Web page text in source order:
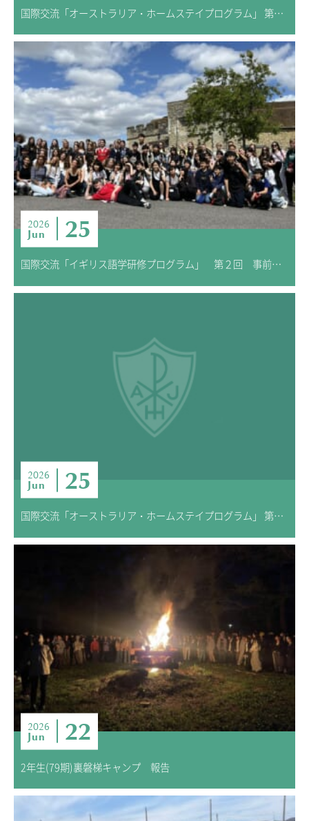
いじめ防止対策
ENGLISHページ
個人情報保護への取り組み
採用情報
地の塩、世の光（スクールモットー）
国際交流「オーストラリア・ホームステイプログラム」 第3回 事前学習
2026
Jun 25
国際交流「イギリス語学研修プログラム」 第２回 事前学習
2026
Jun 25
国際交流「オーストラリア・ホームステイプログラム」 第2回 事前学習
2026
Jun 22
2年生(79期)裏磐梯キャンプ 報告